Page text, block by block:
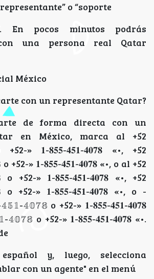
o “soporte
En pocos minutos podrás
una persona real Qatar
México
con un representante Qatar?
de forma directa con un
en México, marca al +52
+52-» 𝟏-𝟖𝟓𝟓-𝟒𝟓𝟏-𝟒𝟎𝟕𝟖 «•, +52
» 𝟏-𝟖𝟓𝟓-𝟒𝟓𝟏-𝟒𝟎𝟕𝟖 «•, o al +52
+52-» 𝟏-𝟖𝟓𝟓-𝟒𝟓𝟏-𝟒𝟎𝟕𝟖 «•, +52
+52-» 𝟏-𝟖𝟓𝟓-𝟒𝟓𝟏-𝟒𝟎𝟕𝟖 «•, o -
𝟜𝟘𝟟𝟠 o +52-» 𝟏-𝟖𝟓𝟓-𝟒𝟓𝟏-𝟒𝟎𝟕𝟖
𝟜𝟘𝟟𝟠 o +52-» 𝟏-𝟖𝟓𝟓-𝟒𝟓𝟏-𝟒𝟎𝟕𝟖 «•.
y, luego, selecciona
con un agente" en el menú